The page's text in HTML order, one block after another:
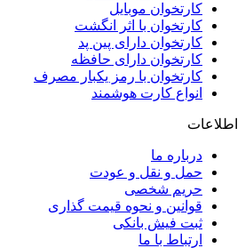
کارتخوان موبایل
کارتخوان با اثر انگشت
کارتخوان دارای پین پد
کارتخوان دارای حافظه
کارتخوان با رمز یکبار مصرف
انواع کارت هوشمند
اطلاعات
درباره ما
حمل و نقل و عودت
حریم شخصی
قوانین و نحوه قیمت گذاری
ثبت فیش بانکی
ارتباط با ما